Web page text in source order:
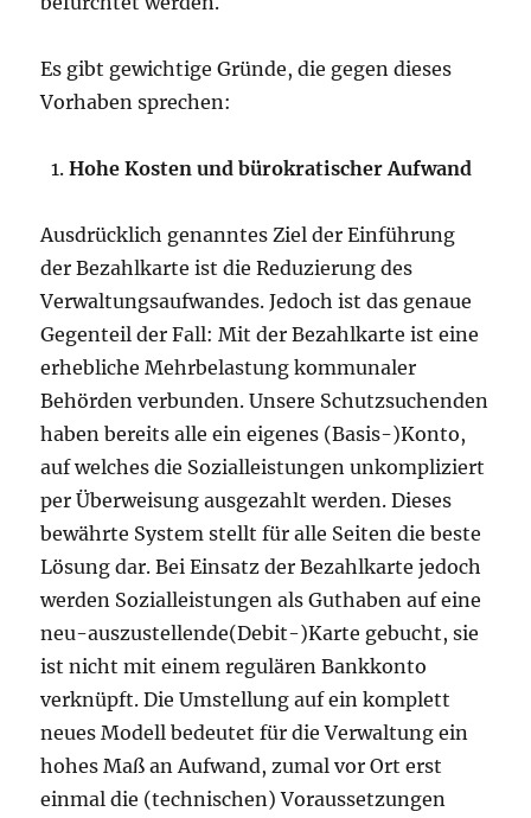
Es gibt gewichtige Gründe, die gegen dieses
Vorhaben sprechen:
Hohe Kosten und bürokratischer Aufwand
Ausdrücklich genanntes Ziel der Einführung
der Bezahlkarte ist die Reduzierung des
Verwaltungsaufwandes. Jedoch ist das genaue
Gegenteil der Fall: Mit der Bezahlkarte ist eine
erhebliche Mehrbelastung kommunaler
Behörden verbunden. Unsere Schutzsuchenden
haben bereits alle ein eigenes (Basis-)Konto,
auf welches die Sozialleistungen unkompliziert
per Überweisung ausgezahlt werden. Dieses
bewährte System stellt für alle Seiten die beste
Lösung dar. Bei Einsatz der Bezahlkarte jedoch
werden Sozialleistungen als Guthaben auf eine
neu-auszustellende(Debit-)Karte gebucht, sie
ist nicht mit einem regulären Bankkonto
verknüpft. Die Umstellung auf ein komplett
neues Modell bedeutet für die Verwaltung ein
hohes Maß an Aufwand, zumal vor Ort erst
einmal die (technischen) Voraussetzungen